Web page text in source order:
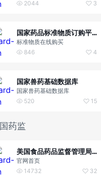
台 2044 3
国家药品标准物质订购平台
标准物质在线购买
846
4
国家兽药基础数据库
国家兽药基础数据库
520
15
药监
美国食品药品监督管理局（FDA）
官网首页
14732
32